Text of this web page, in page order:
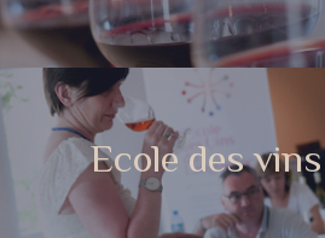
Ecole des vins